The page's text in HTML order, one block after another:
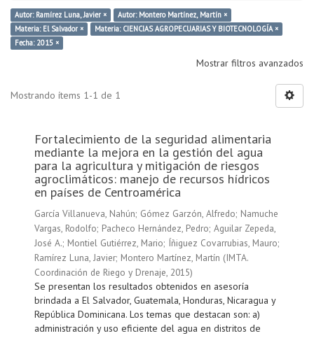
Autor: Ramírez Luna, Javier ×
Autor: Montero Martínez, Martín ×
Materia: El Salvador ×
Materia: CIENCIAS AGROPECUARIAS Y BIOTECNOLOGÍA ×
Fecha: 2015 ×
Mostrar filtros avanzados
Mostrando ítems 1-1 de 1
Fortalecimiento de la seguridad alimentaria
mediante la mejora en la gestión del agua
para la agricultura y mitigación de riesgos
agroclimáticos: manejo de recursos hídricos
en países de Centroamérica
García Villanueva, Nahún; Gómez Garzón, Alfredo; Namuche
Vargas, Rodolfo; Pacheco Hernández, Pedro; Aguilar Zepeda,
José A.; Montiel Gutiérrez, Mario; Íñiguez Covarrubias, Mauro;
Ramírez Luna, Javier; Montero Martínez, Martín (IMTA.
Coordinación de Riego y Drenaje, 2015)
Se presentan los resultados obtenidos en asesoría
brindada a El Salvador, Guatemala, Honduras, Nicaragua y
República Dominicana. Los temas que destacan son: a)
administración y uso eficiente del agua en distritos de